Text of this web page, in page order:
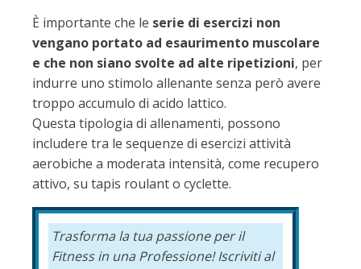
È importante che le serie di esercizi non
vengano portato ad esaurimento muscolare
e che non siano svolte ad alte ripetizioni, per
indurre uno stimolo allenante senza però avere
troppo accumulo di acido lattico.
Questa tipologia di allenamenti, possono
includere tra le sequenze di esercizi attività
aerobiche a moderata intensità, come recupero
attivo, su tapis roulant o cyclette.
Trasforma la tua passione per il
Fitnessin una Professione! Iscriviti al